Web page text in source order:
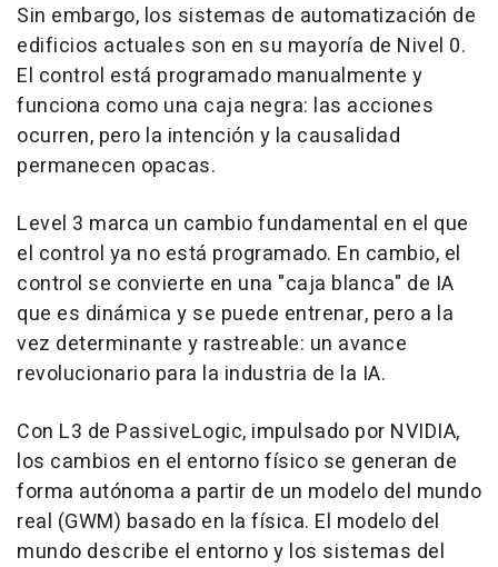
Sin embargo, los sistemas de automatización de
edificios actuales son en su mayoría de Nivel 0.
El control está programado manualmente y
funciona como una caja negra: las acciones
ocurren, pero la intención y la causalidad
permanecen opacas.
Level 3 marca un cambio fundamental en el que
el control ya no está programado. En cambio, el
control se convierte en una "caja blanca" de IA
que es dinámica y se puede entrenar, pero a la
vez determinante y rastreable: un avance
revolucionario para la industria de la IA.
Con L3 de PassiveLogic, impulsado por NVIDIA,
los cambios en el entorno físico se generan de
forma autónoma a partir de un modelo del mundo
real (GWM) basado en la física. El modelo del
mundo describe el entorno y los sistemas del